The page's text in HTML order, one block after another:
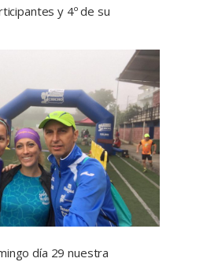
y 4º de su
día 29 nuestra